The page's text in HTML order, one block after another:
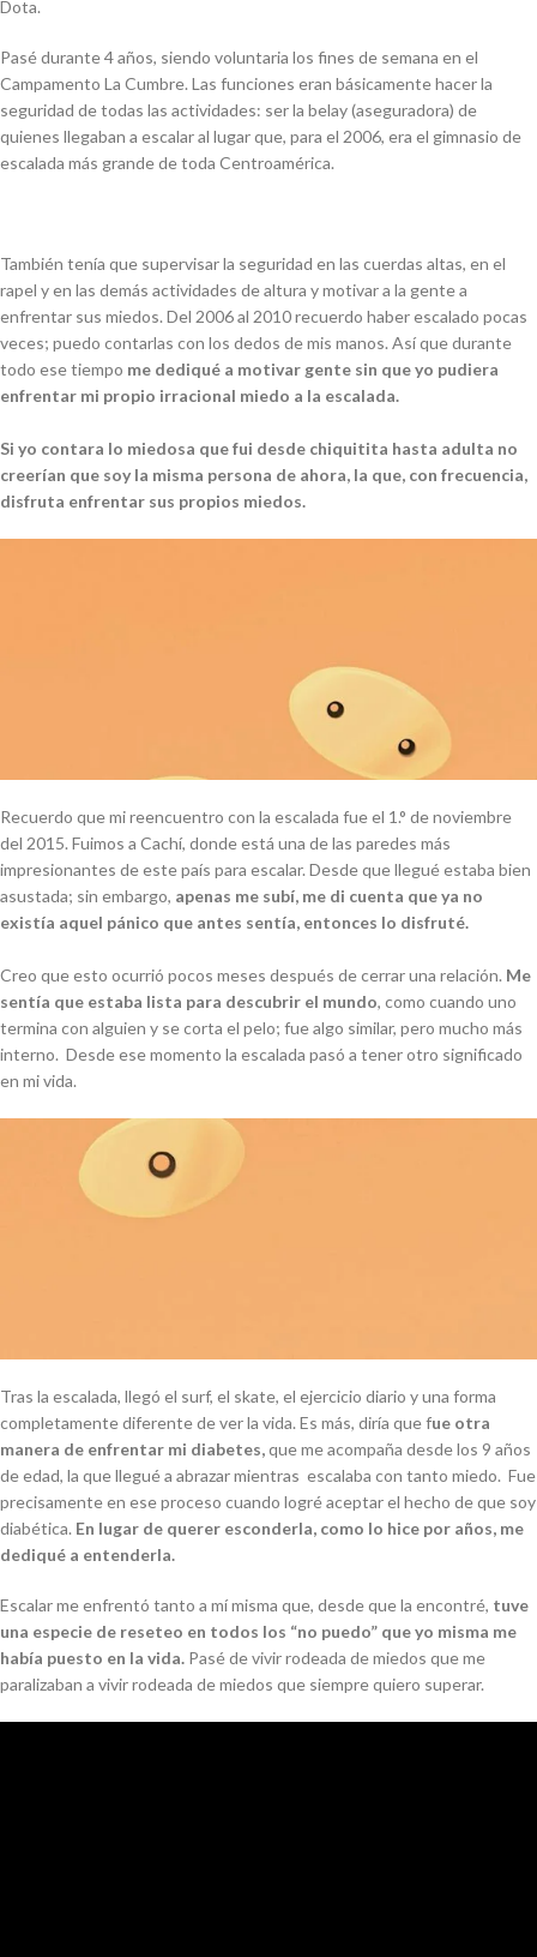
Dota.
Pasé durante 4 años, siendo voluntaria los fines de semana en el
Campamento La Cumbre. Las funciones eran básicamente hacer la
seguridad de todas las actividades: ser la belay (aseguradora) de
quienes llegaban a escalar al lugar que, para el 2006, era el gimnasio de
escalada más grande de toda Centroamérica.
También tenía que supervisar la seguridad en las cuerdas altas, en el
rapel y en las demás actividades de altura y motivar a la gente a
enfrentar sus miedos. Del 2006 al 2010 recuerdo haber escalado pocas
veces; puedo contarlas con los dedos de mis manos. Así que durante
todo ese tiempo me dediqué a motivar gente sin que yo pudiera
enfrentar mi propio irracional miedo a la escalada.
Si yo contara lo miedosa que fui desde chiquitita hasta adulta no
creerían que soy la misma persona de ahora, la que, con frecuencia,
disfruta enfrentar sus propios miedos.
Recuerdo que mi reencuentro con la escalada fue el 1. ° de noviembre
del 2015. Fuimos a Cachí, donde está una de las paredes más
impresionantes de este país para escalar. Desde que llegué estaba bien
asustada; sin embargo, apenas me subí, me di cuenta que ya no
existía aquel pánico que antes sentía, entonces lo disfruté.
Creo que esto ocurrió pocos meses después de cerrar una relación. Me
sentía que estaba lista para descubrir el mundo, como cuando uno
termina con alguien y se corta el pelo; fue algo similar, pero mucho más
interno. Desde ese momento la escalada pasó a tener otro significado
en mi vida.
Tras la escalada, llegó el surf, el skate, el ejercicio diario y una forma
completamente diferente de ver la vida. Es más, diría que fue otra
manera de enfrentar mi diabetes,que me acompaña desde los 9 años
de edad, la que llegué a abrazar mientras escalaba con tanto miedo. Fue
precisamente en ese proceso cuando logré aceptar el hecho de que soy
diabética. En lugar de querer esconderla, como lo hice por años, me
dediqué a entenderla.
Escalar me enfrentó tanto a mí misma que, desde que la encontré, tuve
una especie de reseteo en todos los “no puedo” que yo misma me
había puesto en la vida. Pasé de vivir rodeada de miedos que me
paralizaban a vivir rodeada de miedos que siempre quiero superar.